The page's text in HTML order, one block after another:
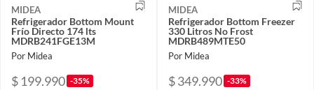
MIDEA
Refrigerador Bottom Mount
Frío Directo 174 lts
MDRB241FGE13M
Por Midea
$ 199.990 -35%
MIDEA
Refrigerador Bottom Freezer
330 Litros No Frost
MDRB489MTE50
Por Midea
$ 349.990 -33%